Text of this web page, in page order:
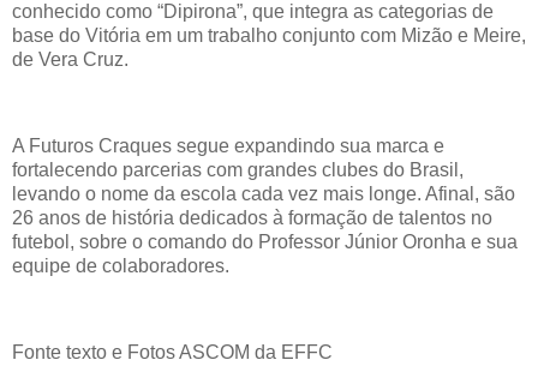
conhecido como “Dipirona”, que integra as categorias de
base do Vitória em um trabalho conjunto com Mizão e Meire,
de Vera Cruz.
A Futuros Craques segue expandindo sua marca e
fortalecendo parcerias com grandes clubes do Brasil,
levando o nome da escola cada vez mais longe. Afinal, são
26 anos de história dedicados à formação de talentos no
futebol, sobre o comando do Professor Júnior Oronha e sua
equipe de colaboradores.
Fonte texto e Fotos ASCOM da EFFC